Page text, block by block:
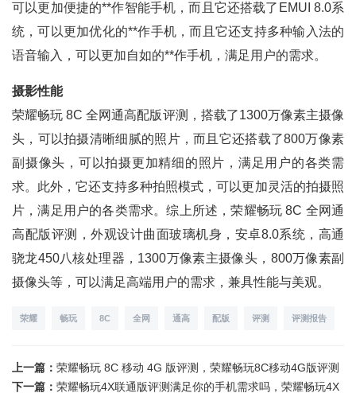
可以更加便捷的**作智能手机，而且它还搭载了EMUI 8.0系
统，可以更加优化的**作手机，而且它还支持多种输入法的
语音输入，可以更加自如的**作手机，满足用户的需求。
摄影性能
荣耀畅玩 8C 全网通高配版评测，搭载了1300万像素主摄像
头，可以拍摄清晰细腻的照片，而且它还搭载了800万像素
副摄像头，可以拍摄更加精细的照片，满足用户的各类需
求。此外，它还支持多种拍照模式，可以更加灵活的拍摄照
片，满足用户的各类需求。综上所述，荣耀畅玩 8C 全网通
高配版评测，外观设计曲面玻璃机身，安卓8.0系统，高通
骁龙450八核处理器，1300万像素主摄像头，800万像素副
摄像头等，可以满足高端用户的需求，兼具性能与美观。
荣耀 畅玩 8C 全网 通高 配版 评测 评测报告
上一篇： 荣耀畅玩 8C 移动 4G 版评测，荣耀畅玩8C移动4G版评测
下一篇： 荣耀畅玩4X联通版评测满足你的手机需求吗，荣耀畅玩4X